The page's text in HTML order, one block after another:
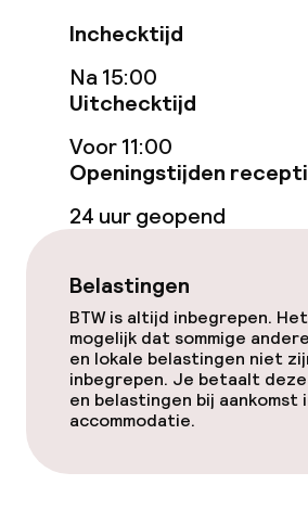
Overal rookvrij
Inchecktijd
Na 15:00
Uitchecktijd
Voor 11:00
Openingstijden
24 uur geopend
Belastingen
BTW is altijd inbegrepen.
mogelijk dat sommige
en lokale belastingen niet
inbegrepen. Je betaalt
en belastingen bij aankomst
accommodatie.